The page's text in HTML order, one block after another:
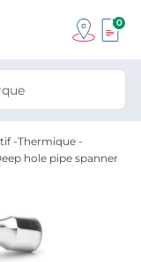
0
-Thermique -
hole pipe spanner